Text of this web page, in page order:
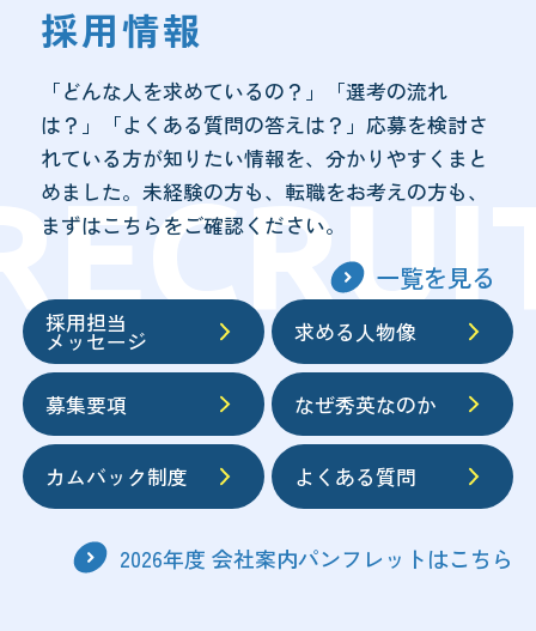
採用情報
「どんな人を求めているの？」「選考の流れ
は？」「よくある質問の答えは？」応募を検討さ
れている方が知りたい情報を、分かりやすくまと
めました。未経験の方も、転職をお考えの方も、
まずはこちらをご確認ください。
一覧を見る
採用担当
メッセージ 求める人物像
募集要項 なぜ秀英なのか
カムバック制度 よくある質問
2026年度 会社案内パンフレットはこちら